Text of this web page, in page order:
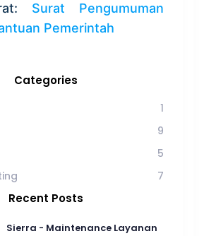
Surat Pengumuman
Pemerintah
Categories
1
9
5
7
Recent Posts
Sierra - Maintenance Layanan